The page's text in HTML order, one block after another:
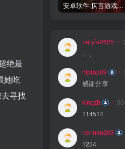
绝最
她吃
寻找
安卓软件:仄言游戏库4.0APP全新上架了！没有下的赶紧下载呀！
netyfe2625
、、
hiptop09
感谢分享
kingzh
114514
nennen203
1234